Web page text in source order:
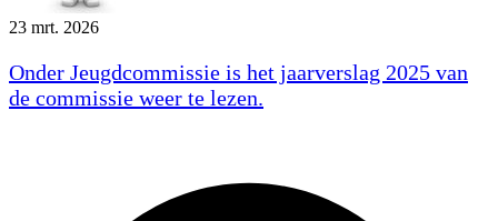
23 mrt. 2026
Onder Jeugdcommissie is het jaarverslag 2025 van
de commissie weer te lezen.